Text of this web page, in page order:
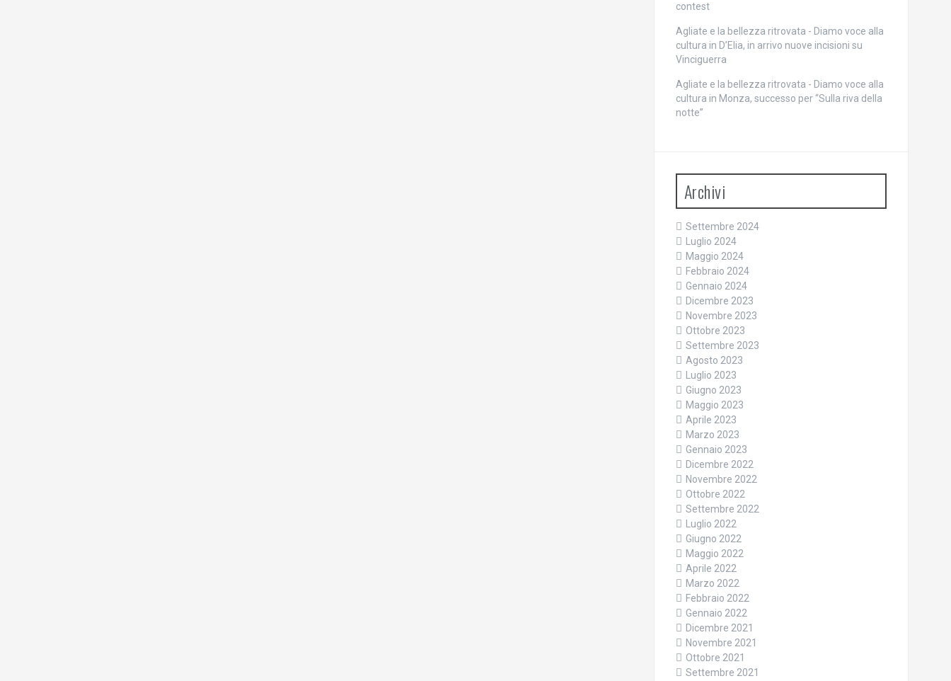
contest
Agliate e la bellezza ritrovata - Diamo voce alla
cultura in D’Elia, in arrivo nuove incisioni su
Vinciguerra
Agliate e la bellezza ritrovata - Diamo voce alla
cultura in Monza, successo per “Sulla riva della
notte”
Archivi
Settembre 2024
Luglio 2024
Maggio 2024
Febbraio 2024
Gennaio 2024
Dicembre 2023
Novembre 2023
Ottobre 2023
Settembre 2023
Agosto 2023
Luglio 2023
Giugno 2023
Maggio 2023
Aprile 2023
Marzo 2023
Gennaio 2023
Dicembre 2022
Novembre 2022
Ottobre 2022
Settembre 2022
Luglio 2022
Giugno 2022
Maggio 2022
Aprile 2022
Marzo 2022
Febbraio 2022
Gennaio 2022
Dicembre 2021
Novembre 2021
Ottobre 2021
Settembre 2021